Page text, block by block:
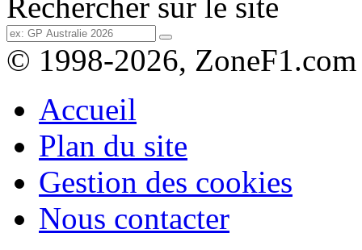
© 1998-2026, ZoneF1.com
Accueil
Plan du site
Gestion des cookies
Nous contacter